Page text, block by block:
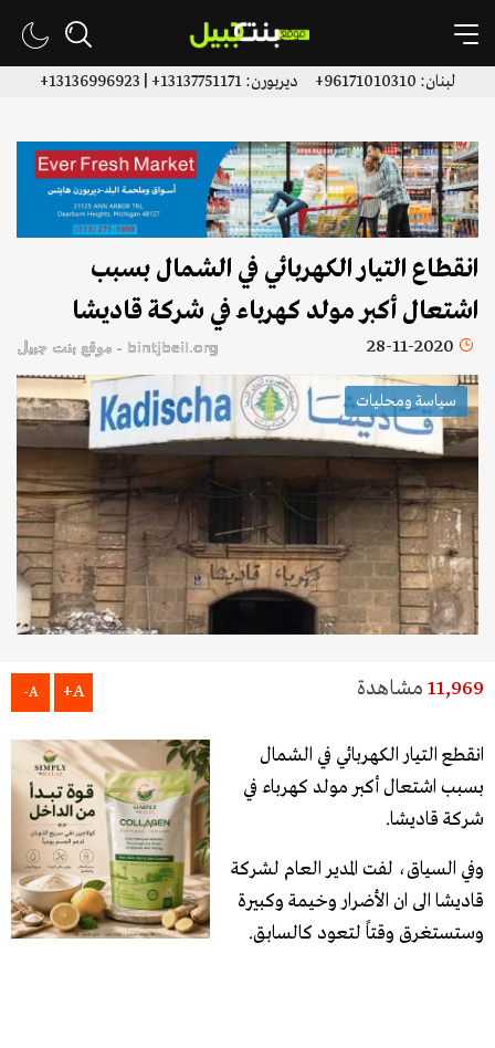
لبنان: 96171010310+ ديربورن: 13137751171+ | 13136996923+
انقطاع التيار الكهربائي في الشمال بسبب
اشتعال أكبر مولد كهرباء في شركة قاديشا
28-11-2020 bintjbeil.org - موقع بنت جبيل
سياسة ومحليات
11,969 مشاهدة A+
A-
انقطع ​التيار الكهربائي​ في ​الشمال​
بسبب اشتعال أكبر مولد كهرباء في
شركة قاديشا.
وفي السياق، لفت المدير العام لشركة
قاديشا الى ان الأضرار وخيمة وكبيرة
وستستغرق وقتاً لتعود كالسابق.